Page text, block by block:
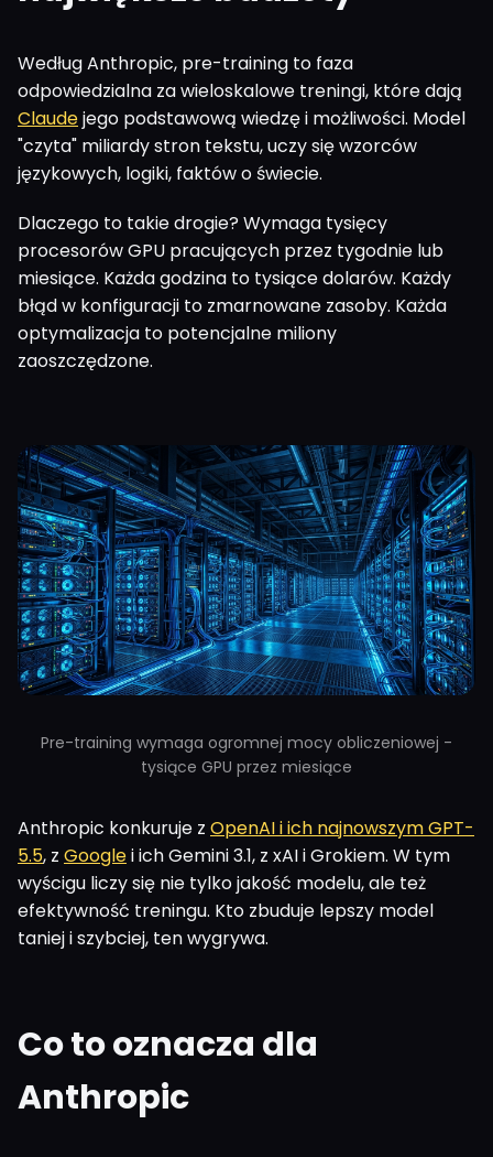
Według Anthropic, pre-training to faza
odpowiedzialna za wieloskalowe treningi, które dają
Claudejego podstawową wiedzę i możliwości. Model
"czyta" miliardy stron tekstu, uczy się wzorców
językowych, logiki, faktów o świecie.
Dlaczego to takie drogie? Wymaga tysięcy
procesorów GPU pracujących przez tygodnie lub
miesiące. Każda godzina to tysiące dolarów. Każdy
błąd w konfiguracji to zmarnowane zasoby. Każda
optymalizacja to potencjalne miliony
zaoszczędzone.
Pre-training wymaga ogromnej mocy obliczeniowej -
tysiące GPU przez miesiące
Anthropic konkuruje z OpenAI i ich najnowszym GPT-
5.5, z Googlei ich Gemini 3.1, z xAI i Grokiem. W tym
wyścigu liczy się nie tylko jakość modelu, ale też
efektywność treningu. Kto zbuduje lepszy model
taniej i szybciej, ten wygrywa.
Co to oznacza dla
Anthropic